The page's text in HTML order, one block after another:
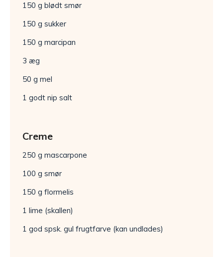
150 g blødt smør
150 g sukker
150 g marcipan
3 æg
50 g mel
1 godt nip salt
Creme
250 g mascarpone
100 g smør
150 g flormelis
1 lime (skallen)
1 god spsk. gul frugtfarve (kan undlades)